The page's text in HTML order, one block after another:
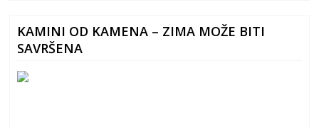
KAMINI OD KAMENA – ZIMA MOŽE BITI
SAVRŠENA